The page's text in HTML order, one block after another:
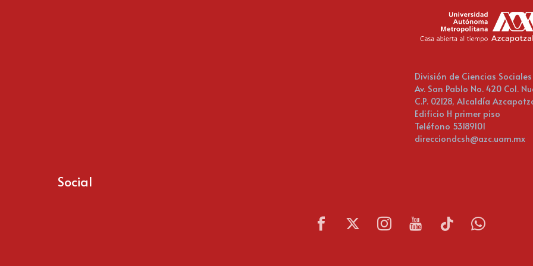
División de Ciencias
Av. San Pablo No. 420 Col.
C.P. 02128, Alcaldía
Edificio H primer piso
Teléfono 53189101
direcciondcsh@azc.uam.mx
Social